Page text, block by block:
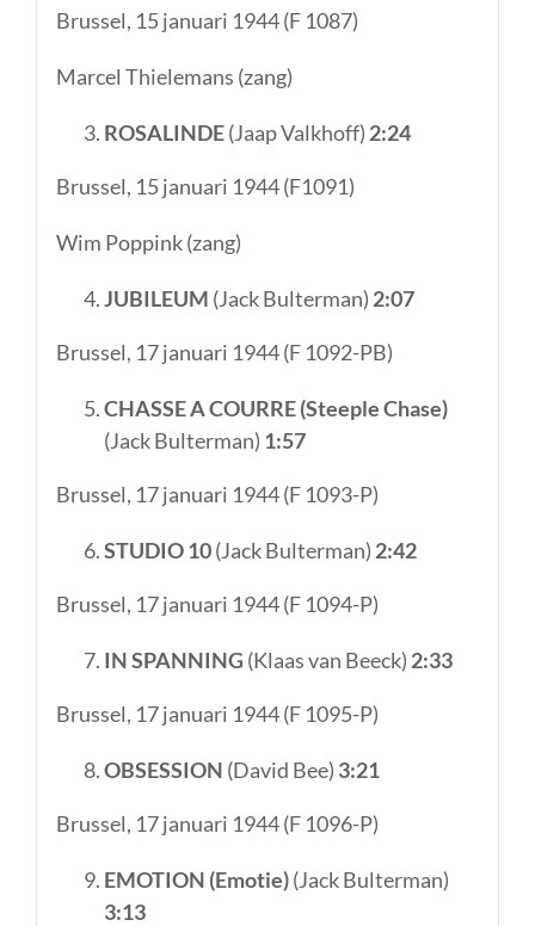
Brussel, 15 januari 1944 (F 1087)
Marcel Thielemans (zang)
ROSALINDE(Jaap Valkhoff) 2:24
Brussel, 15 januari 1944 (F1091)
Wim Poppink (zang)
JUBILEUM (Jack Bulterman) 2:07
Brussel, 17 januari 1944 (F 1092-PB)
CHASSE A COURRE (Steeple Chase)
(Jack Bulterman) 1:57
Brussel, 17 januari 1944 (F 1093-P)
STUDIO 10(Jack Bulterman) 2:42
Brussel, 17 januari 1944 (F 1094-P)
IN SPANNING (Klaas van Beeck) 2:33
Brussel, 17 januari 1944 (F 1095-P)
OBSESSION (David Bee) 3:21
Brussel, 17 januari 1944 (F 1096-P)
EMOTION (Emotie)(Jack Bulterman)
3:13